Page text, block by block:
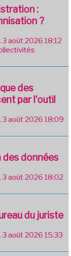
:
?
3 août 2026 18:12
des
par l'outil
3 août 2026 18:09
données
3 août 2026 18:02
du juriste
3 août 2026 15:33